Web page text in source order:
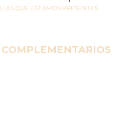
LAS QUE ESTAMOS PRESENTES